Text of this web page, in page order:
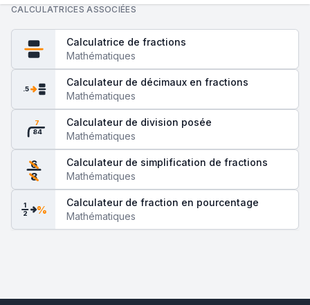
CALCULATRICES ASSOCIÉES
Calculatrice de fractions
Mathématiques
.5
Calculateur de décimaux en fractions
Mathématiques
84
7
Calculateur de division posée
Mathématiques
6
8
Calculateur de simplification de fractions
Mathématiques
1
2 %
Calculateur de fraction en pourcentage
Mathématiques